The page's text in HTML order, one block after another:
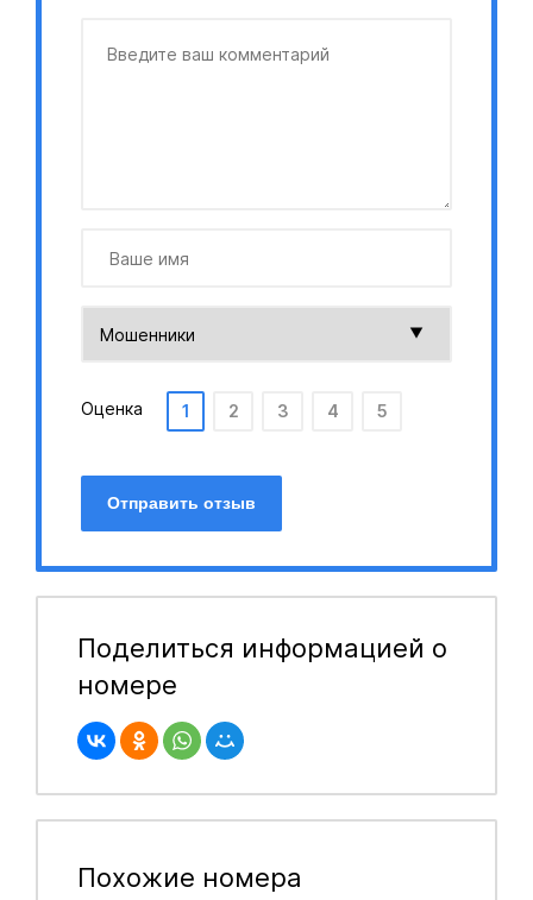
Оценка 1 2 3 4 5
Отправить отзыв
Поделиться информацией о
номере
Похожие номера